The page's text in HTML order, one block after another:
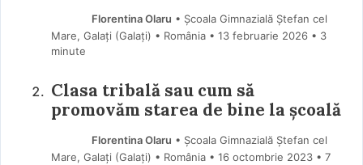
Florentina Olaru • Școala Gimnazială Ștefan cel
Mare, Galați (Galaţi) • România
13 februarie 2026 • 3
minute
Clasa tribală sau cum să
promovăm starea de bine la școală
Florentina Olaru • Școala Gimnazială Ștefan cel
Mare, Galați (Galaţi) • România
16 octombrie 2023 • 7